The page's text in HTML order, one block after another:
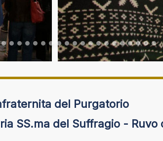
del Purgatorio
SS.ma del Suffragio - Ruvo